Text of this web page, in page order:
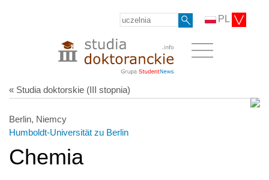
PL
« Studia doktorskie (III stopnia)
Berlin, Niemcy
Humboldt-Universität zu Berlin
Chemia